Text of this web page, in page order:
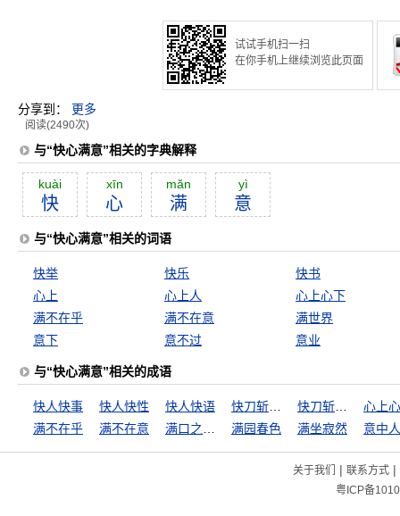
试试手机扫一扫
在你手机上继续浏览此页面
分享到： 更多
阅读(2490次)
与“快心满意”相关的字典解释
kuài
快
xīn
心
măn
满
yì
意
与“快心满意”相关的词语
快举 快乐
快书
心上
心上人
心上心下
满不在乎
满不在意
满世界
意下
意不过 意业
与“快心满意”相关的成语
快人快事 快人快性 快人快语
心上
满不在乎
满不在意 满园春色 满坐寂然 意中人
关于我们 | 联系方式|
粤ICP备